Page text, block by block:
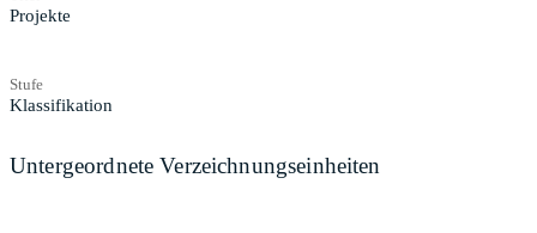
Projekte
Stufe
Klassifikation
Untergeordnete Verzeichnungseinheiten